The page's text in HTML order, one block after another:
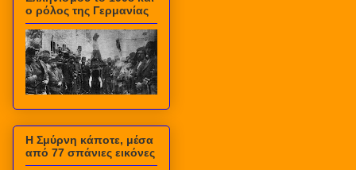
ο ρόλος της Γερμανίας
Η Σμύρνη κάποτε, μέσα
από 77 σπάνιες εικόνες